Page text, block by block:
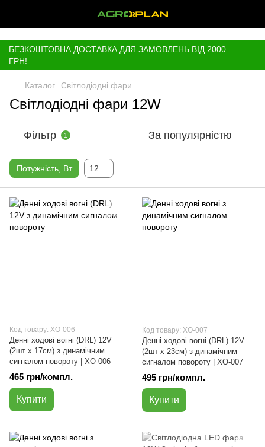
БЕЗКОШТОВНА ДОСТАВКА ДЛЯ ЗАМОВЛЕНЬ ВІД 2000
ГРН!
Каталог Світлодіодні фари
Світлодіодні фари 12W
Фільтр 1 За популярністю
Потужність, Вт 12
Код товару: ХО-006
Денні ходові вогні (DRL) 12V
(2шт х 17см) з динамічним
сигналом повороту | ХО-006
465 грн/компл.
Купити
Код товару: ХО-007
Денні ходові вогні (DRL) 12V
(2шт х 23см) з динамічним
сигналом повороту | ХО-007
495 грн/компл.
Купити